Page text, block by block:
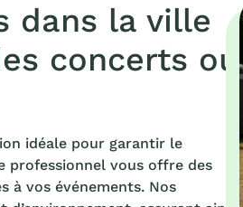
dans la ville
concerts ou
idéale pour garantir le
professionnel vous offre des
à vos événements. Nos